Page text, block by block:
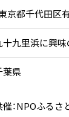
東京都千代田区
十九里浜に興味
葉県
催：NPOふる